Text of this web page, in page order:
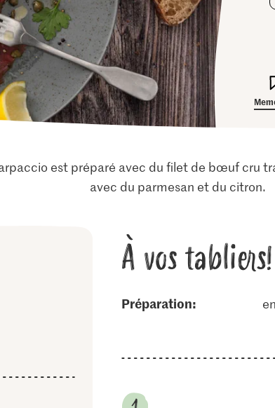
est préparé avec du filet de bœuf cru
avec du parmesan et du citron.
À vos tabliers!
Préparation: